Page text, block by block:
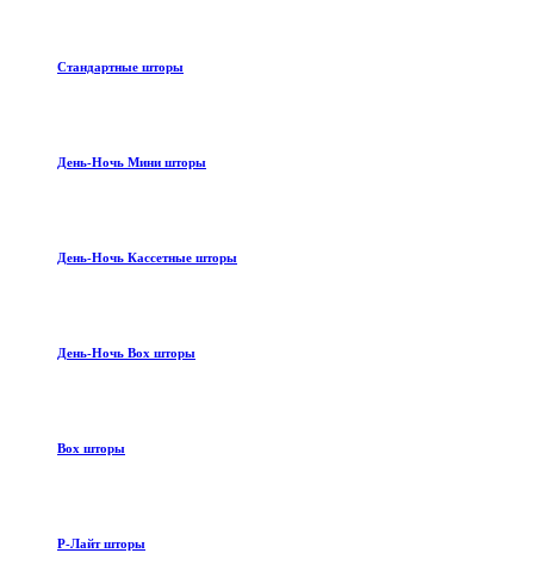
Стандартные шторы
День-Ночь Мини шторы
День-Ночь Кассетные шторы
День-Ночь Box шторы
Box шторы
Р-Лайт шторы